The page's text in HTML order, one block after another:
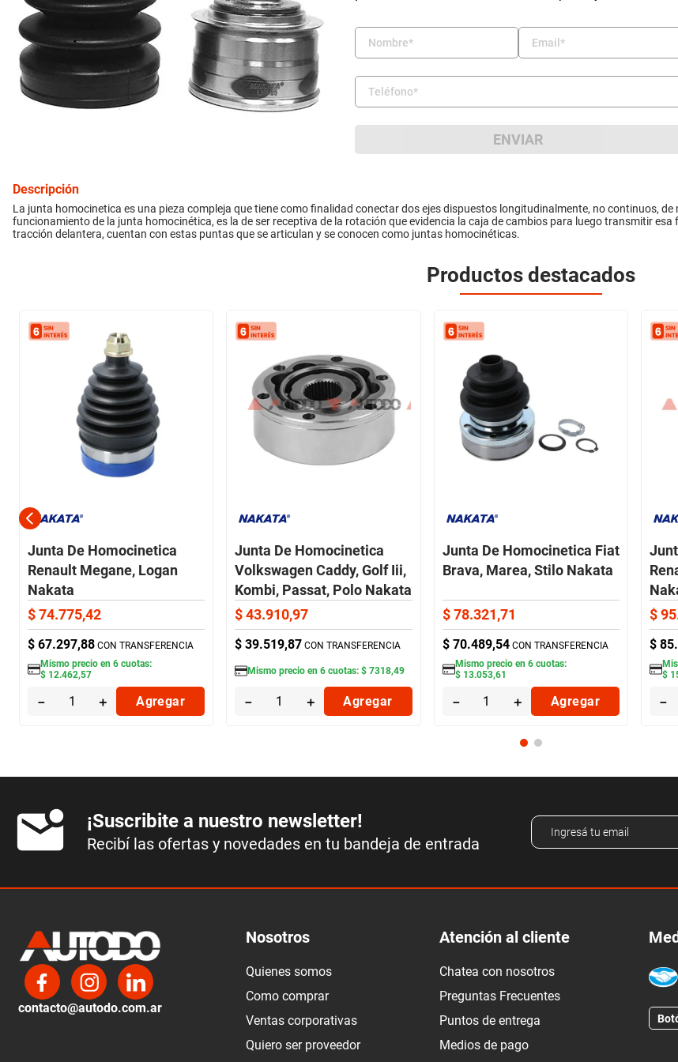
inyección
refrigeración
instrumental
equipamiento
ENVIAR
Descripción
La junta homocinetica es una pieza compleja que tiene como finalidad conectar dos ejes dispuestos longitudinalmente, no continuos,
funcionamiento de la junta homocinética, es la de ser receptiva de la rotación que evidencia la caja de cambios para luego transmitir
tracción delantera, cuentan con estas puntas que se articulan y se conocen como juntas homocinéticas.
Productos destacados
Junta De Homocinetica
Renault Megane, Logan
Nakata
$74.775,42
$ 67.297,88 CON TRANSFERENCIA
Mismo precio en 6cuotas:
$ 12.462,57
＋
－ Agregar
Junta De Homocinetica
Volkswagen Caddy, Golf Iii,
Kombi, Passat, Polo Nakata
$ 43.910,97
$ 39.519,87 CON TRANSFERENCIA
Mismo precio en6 cuotas:$ 7318,49
＋
－ Agregar
Junta De Homocinetica Fiat
Brava, Marea, Stilo Nakata
$ 78.321,71
$ 70.489,54 CON TRANSFERENCIA
Mismo precio en 6cuotas:
$ 13.053,61
＋
－ Agregar
$95
$ 85.
$
－
¡Suscribite a nuestro newsletter!
Recibí las ofertas y novedades en tu bandeja de entrada
contacto@autodo.com.ar
Nosotros
Quienes somos
Como comprar
Ventas corporativas
Quiero ser proveedor
Atención al cliente
Chatea con nosotros
Preguntas Frecuentes
Puntos de entrega
Medios de pago
bmw